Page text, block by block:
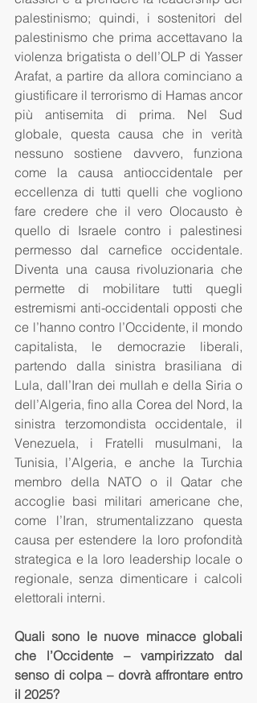
palestinismo; quindi, i sostenitori del
palestinismo che prima accettavano la
violenza brigatista o dell’OLP di Yasser
Arafat, a partire da allora cominciano a
giustificare il terrorismo di Hamas ancor
più antisemita di prima. Nel Sud
globale, questa causa che in verità
nessuno sostiene davvero, funziona
come la causa antioccidentale per
eccellenza di tutti quelli che vogliono
fare credere che il vero Olocausto è
quello di Israele contro i palestinesi
permesso dal carnefice occidentale.
Diventa una causa rivoluzionaria che
permette di mobilitare tutti quegli
estremismi anti-occidentali opposti che
ce l’hanno contro l’Occidente, il mondo
capitalista, le democrazie liberali,
partendo dalla sinistra brasiliana di
Lula, dall’Iran dei mullah e della Siria o
dell’Algeria, fino alla Corea del Nord, la
sinistra terzomondista occidentale, il
Venezuela, i Fratelli musulmani, la
Tunisia, l’Algeria, e anche la Turchia
membro della NATO o il Qatar che
accoglie basi militari americane che,
come l’Iran, strumentalizzano questa
causa per estendere la loro profondità
strategica e la loro leadership locale o
regionale, senza dimenticare i calcoli
elettorali interni.
Quali sono le nuove minacce globali
che l’Occidente – vampirizzato dal
senso di colpa – dovrà affrontare entro
il 2025?